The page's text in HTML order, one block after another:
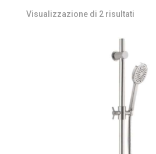
Visualizzazione di 2 risultatiOrdina
al
più